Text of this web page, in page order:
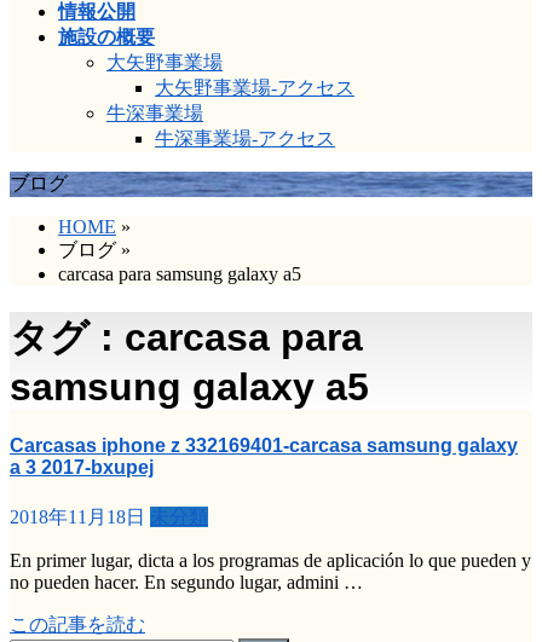
情報公開
施設の概要
大矢野事業場
大矢野事業場-アクセス
牛深事業場
牛深事業場-アクセス
ブログ
HOME »
ブログ »
carcasa para samsung galaxy a5
タグ : carcasa para
samsung galaxy a5
Carcasas iphone z 332169401-carcasa samsung galaxy
a 3 2017-bxupej
2018年11月18日 未分類
En primer lugar, dicta a los programas de aplicación lo que pueden y
no pueden hacer. En segundo lugar, admini …
この記事を読む